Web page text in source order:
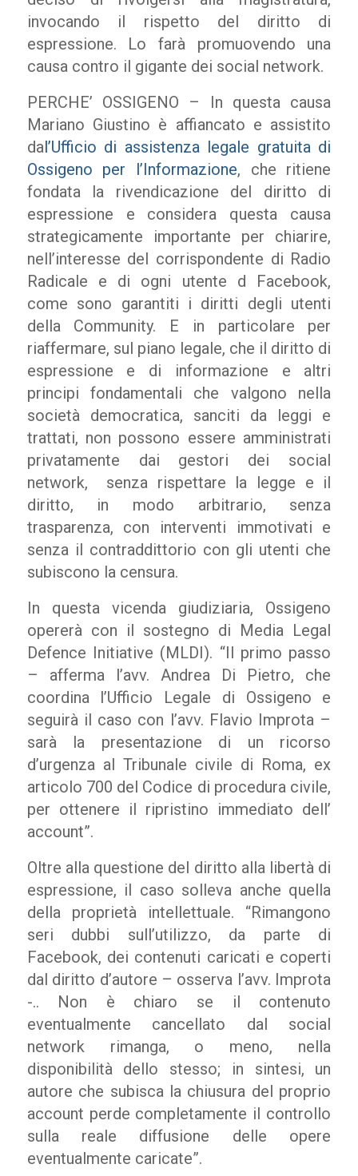
invocando il rispetto del diritto di
espressione. Lo farà promuovendo una
causa contro il gigante dei social network.
PERCHE’ OSSIGENO – In questa causa
Mariano Giustino è affiancato e assistito
dal’Ufficio di assistenza legale gratuita di
Ossigeno per l’Informazione, che ritiene
fondata la rivendicazione del diritto di
espressione e considera questa causa
strategicamente importante per chiarire,
nell’interesse del corrispondente di Radio
Radicale e di ogni utente d Facebook,
come sono garantiti i diritti degli utenti
della Community. E in particolare per
riaffermare, sul piano legale, che il diritto di
espressione e di informazione e altri
principi fondamentali che valgono nella
società democratica, sanciti da leggi e
trattati, non possono essere amministrati
privatamente dai gestori dei social
network, senza rispettare la legge e il
diritto, in modo arbitrario, senza
trasparenza, con interventi immotivati e
senza il contraddittorio con gli utenti che
subiscono la censura.
In questa vicenda giudiziaria, Ossigeno
opererà con il sostegno di Media Legal
Defence Initiative (MLDI). “Il primo passo
– afferma l’avv. Andrea Di Pietro, che
coordina l’Ufficio Legale di Ossigeno e
seguirà il caso con l’avv. Flavio Improta –
sarà la presentazione di un ricorso
d’urgenza al Tribunale civile di Roma, ex
articolo 700 del Codice di procedura civile,
per ottenere il ripristino immediato dell’
account”.
Oltre alla questione del diritto alla libertà di
espressione, il caso solleva anche quella
della proprietà intellettuale. “Rimangono
seri dubbi sull’utilizzo, da parte di
Facebook, dei contenuti caricati e coperti
dal diritto d’autore – osserva l’avv. Improta
-.. Non è chiaro se il contenuto
eventualmente cancellato dal social
network rimanga, o meno, nella
disponibilità dello stesso; in sintesi, un
autore che subisca la chiusura del proprio
account perde completamente il controllo
sulla reale diffusione delle opere
eventualmente caricate”.